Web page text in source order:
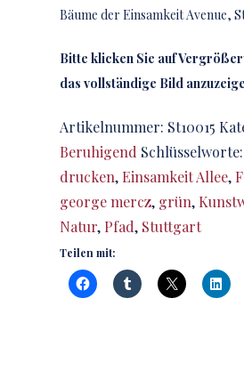
Bäume der Einsamkeit Avenue,
Bitte klicken Sie auf
das vollständige Bild
Artikelnummer: St10015
Beruhigend Schlüsselworte:
drucken,Einsamkeit Allee,
george mercz, grün,
Natur, Pfad, Stuttgart
Teilen mit: